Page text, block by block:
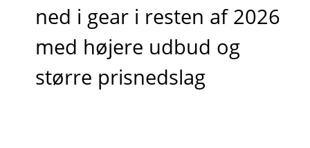
ned i gear i resten af 2026
med højere udbud og
større prisnedslag